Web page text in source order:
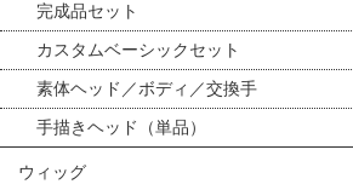
完成品セット
カスタムベーシックセット
素体ヘッド／ボディ／交換手
手描きヘッド（単品）
ウィッグ